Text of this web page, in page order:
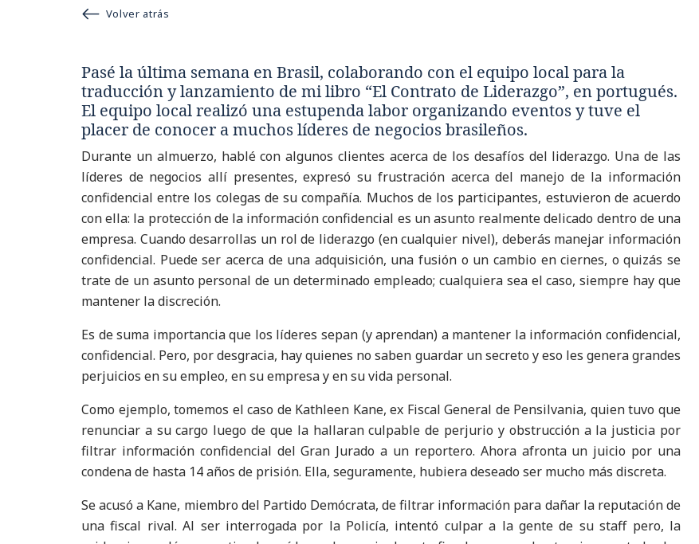
Volver atrás
Pasé la última semana en Brasil, colaborando con el equipo local para la
traducción y lanzamiento de mi libro “El Contrato de Liderazgo”, en portugués.
El equipo local realizó una estupenda labor organizando eventos y tuve el
placer de conocer a muchos líderes de negocios brasileños.
Durante un almuerzo, hablé con algunos clientes acerca de los desafíos del liderazgo. Una de las
líderes de negocios allí presentes, expresó su frustración acerca del manejo de la información
confidencial entre los colegas de su compañía. Muchos de los participantes, estuvieron de acuerdo
con ella: la protección de la información confidencial es un asunto realmente delicado dentro de una
empresa. Cuando desarrollas un rol de liderazgo (en cualquier nivel), deberás manejar información
confidencial. Puede ser acerca de una adquisición, una fusión o un cambio en ciernes, o quizás se
trate de un asunto personal de un determinado empleado; cualquiera sea el caso, siempre hay que
mantener la discreción.
Es de suma importancia que los líderes sepan (y aprendan) a mantener la información confidencial,
confidencial. Pero, por desgracia, hay quienes no saben guardar un secreto y eso les genera grandes
perjuicios en su empleo, en su empresa y en su vida personal.
Como ejemplo, tomemos el caso de Kathleen Kane, ex Fiscal General de Pensilvania, quien tuvo que
renunciar a su cargo luego de que la hallaran culpable de perjurio y obstrucción a la justicia por
filtrar información confidencial del Gran Jurado a un reportero. Ahora afronta un juicio por una
condena de hasta 14 años de prisión. Ella, seguramente, hubiera deseado ser mucho más discreta.
Se acusó a Kane, miembro del Partido Demócrata, de filtrar información para dañar la reputación de
una fiscal rival. Al ser interrogada por la Policía, intentó culpar a la gente de su staff pero, la